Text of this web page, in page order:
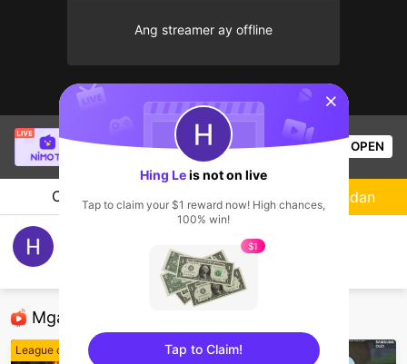
Ang streamer ay offline
is live!
706 Views OPEN
Chat Streamer
Mga Nirerekominda Na Mga Streamer
League of Legends VALORANT
Sundan
sentinelStart
Hing Leis not on live
Tap to claim your $1 reward now! High chances,
100% win!
$1
Tap to Claim!